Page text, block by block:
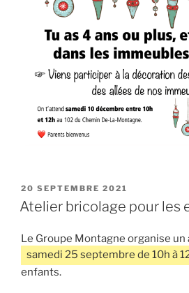
PUBLIÉ
LE
20 SEPTEMBRE 2021
Atelier bricolage pour les
Le Groupe Montagne organise
samedi 25 septembre de 10h à
enfants.